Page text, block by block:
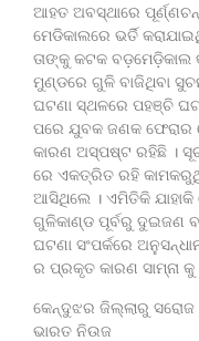
ଆହତ ଅବସ୍ଥାରେ
ମେଡିକାଲରେ ଭର୍ତି
ତାଙ୍କୁ କଟକ ବଡ଼ମେଡ଼ିକାଲ
ମୁଣ୍ଡରେ ଗୁଳି ବାଜିଥିବା
ଘଟଣା ସ୍ଥଳରେ ପହଞ୍ଚି
ପରେ ଯୁବକ ଜଣକ ଫେରାର
କାରଣ ଅସ୍ପଷ୍ଟ ରହିଛି ।
ରେ ଏକତ୍ରିତ ରହି
ଆସିଥିଲେ । ଏମିତିକି ଯାହାକି
ଗୁଳିକାଣ୍ଡ ପୂର୍ବରୁ ଦୁଇଜଣ
ଘଟଣା ସଂପର୍କରେ
ର ପ୍ରକୃତ କାରଣ ସାମ୍ନା
କେନ୍ଦୁଝର ଜିଲ୍ଲାରୁ ସରୋଜ
ଭାରତ ନିଉଜ